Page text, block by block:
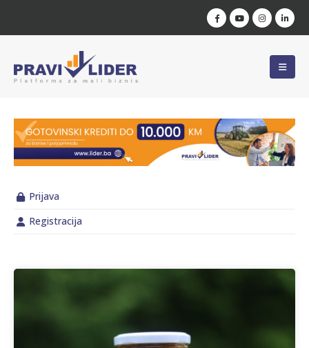
Prijava
Registracija